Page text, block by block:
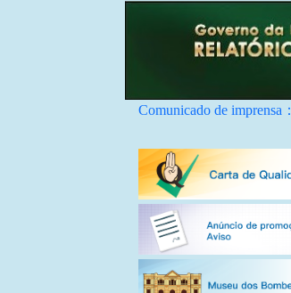
Comunicado de imprensa：
de mãos dadas a segurança